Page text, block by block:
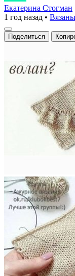
изделие
с
воланом
это
не
аксессуар,
настоящий
и
стиля.
Екатерина Стогман
1 год назад •
Поделиться